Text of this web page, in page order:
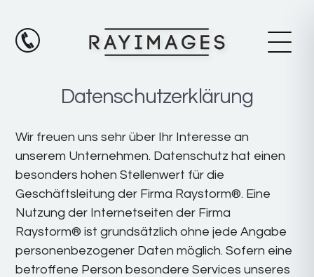
Datenschutzerklärung
Wir freuen uns sehr über Ihr Interesse an
unserem Unternehmen. Datenschutz hat einen
besonders hohen Stellenwert für die
Geschäftsleitung der Firma Raystorm®. Eine
Nutzung der Internetseiten der Firma
Raystorm® ist grundsätzlich ohne jede Angabe
personenbezogener Daten möglich. Sofern eine
betroffene Person besondere Services unseres